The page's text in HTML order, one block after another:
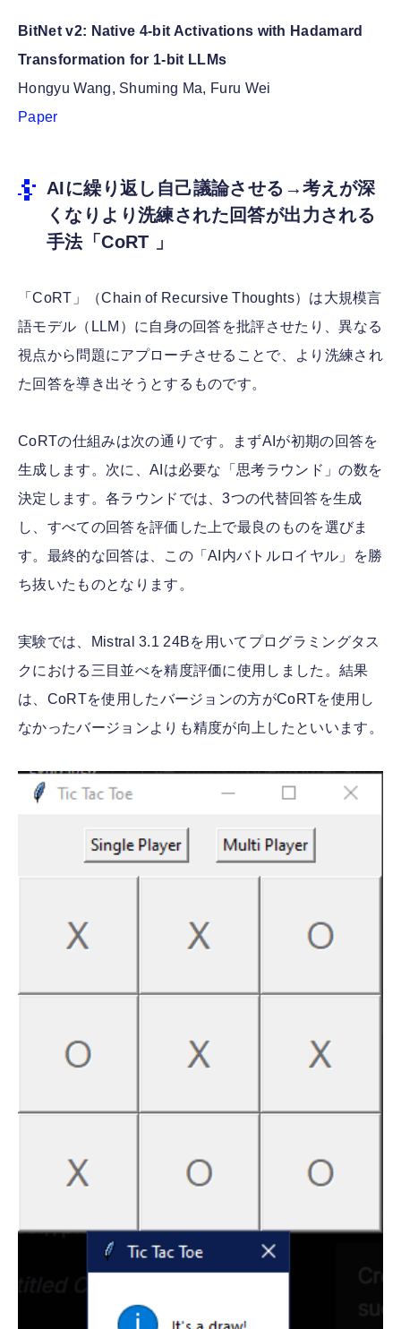
BitNet v2: Native 4-bit Activations with Hadamard
Transformation for 1-bit LLMs
Hongyu Wang, Shuming Ma, Furu Wei
Paper
AIに繰り返し自己議論させる→考えが深
くなりより洗練された回答が出力される
手法「CoRT 」
「CoRT」（Chain of Recursive Thoughts）は大規模言
語モデル（LLM）に自身の回答を批評させたり、異なる
視点から問題にアプローチさせることで、より洗練され
た回答を導き出そうとするものです。
CoRTの仕組みは次の通りです。まずAIが初期の回答を
生成します。次に、AIは必要な「思考ラウンド」の数を
決定します。各ラウンドでは、3つの代替回答を生成
し、すべての回答を評価した上で最良のものを選びま
す。最終的な回答は、この「AI内バトルロイヤル」を勝
ち抜いたものとなります。
実験では、Mistral 3.1 24Bを用いてプログラミングタス
クにおける三目並べを精度評価に使用しました。結果
は、CoRTを使用したバージョンの方がCoRTを使用し
なかったバージョンよりも精度が向上したといいます。